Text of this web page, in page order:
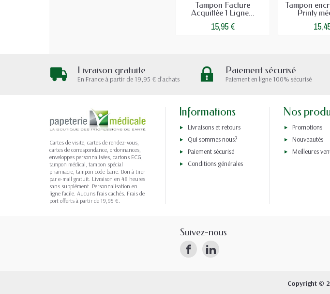
Tampon Facture
Acquittée 1 Ligne...
15,95 €
Tampon
Printy
Livraison gratuite
En France à partir de 19,95 € d'achats
Paiement sécurisé
Paiement en ligne 100% sécurisé
Cartes de visite, cartes de rendez-vous,
cartes de correspondance, ordonnances,
enveloppes personnalisées, cartons ECG,
tampon médical, tampon spécial
pharmacie, tampon code barre. Bon à tirer
par e-mail gratuit. Livraison en 48 heures
sans supplément. Personnalisation en
ligne facile. Aucuns frais cachés. Frais de
port offerts à partir de 19,95 €.
Informations
Livraisons et retours
Qui sommes nous?
Paiement sécurisé
Conditions générales
Nos
Promotions
Nouveautés
Meilleures
Suivez-nous
Copyright ©